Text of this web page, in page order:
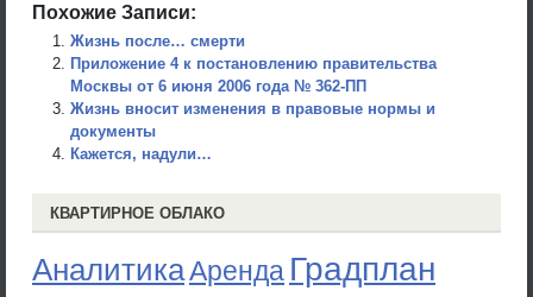
Похожие Записи:
Жизнь после… смерти
Приложение 4 к постановлению правительства
Москвы от 6 июня 2006 года № 362-ПП
Жизнь вносит изменения в правовые нормы и
документы
Кажется, надули…
КВАРТИРНОЕ ОБЛАКО
АналитикаАренда Градплан